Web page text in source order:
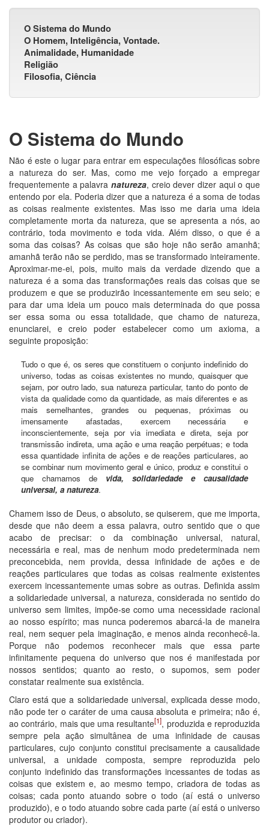
O Sistema do Mundo
O Homem, Inteligência, Vontade.
Animalidade, Humanidade
Religião
Filosofia, Ciência
O Sistema do Mundo
Não é este o lugar para entrar em especulações filosóficas sobre
a natureza do ser. Mas, como me vejo forçado a empregar
frequentemente a palavra natureza, creio dever dizer aqui o que
entendo por ela. Poderia dizer que a natureza é a soma de todas
as coisas realmente existentes. Mas isso me daria uma ideia
completamente morta da natureza, que se apresenta a nós, ao
contrário, toda movimento e toda vida. Além disso, o que é a
soma das coisas? As coisas que são hoje não serão amanhã;
amanhã terão não se perdido, mas se transformado inteiramente.
Aproximar-me-ei, pois, muito mais da verdade dizendo que a
natureza é a soma das transformações reais das coisas que se
produzem e que se produzirão incessantemente em seu seio; e
para dar uma ideia um pouco mais determinada do que possa
ser essa soma ou essa totalidade, que chamo de natureza,
enunciarei, e creio poder estabelecer como um axioma, a
seguinte proposição:
Tudo o que é, os seres que constituem o conjunto indefinido do
universo, todas as coisas existentes no mundo, quaisquer que
sejam, por outro lado, sua natureza particular, tanto do ponto de
vista da qualidade como da quantidade, as mais diferentes e as
mais semelhantes, grandes ou pequenas, próximas ou
imensamente afastadas, exercem necessária e
inconscientemente, seja por via imediata e direta, seja por
transmissão indireta, uma ação e uma reação perpétuas; e toda
essa quantidade infinita de ações e de reações particulares, ao
se combinar num movimento geral e único, produz e constitui o
que chamamos de vida, solidariedade e causalidade
universal, a natureza.
Chamem isso de Deus, o absoluto, se quiserem, que me importa,
desde que não deem a essa palavra, outro sentido que o que
acabo de precisar: o da combinação universal, natural,
necessária e real, mas de nenhum modo predeterminada nem
preconcebida, nem provida, dessa infinidade de ações e de
reações particulares que todas as coisas realmente existentes
exercem incessantemente umas sobre as outras. Definida assim
a solidariedade universal, a natureza, considerada no sentido do
universo sem limites, impõe-se como uma necessidade racional
ao nosso espírito; mas nunca poderemos abarcá-la de maneira
real, nem sequer pela imaginação, e menos ainda reconhecê-la.
Porque não podemos reconhecer mais que essa parte
infinitamente pequena do universo que nos é manifestada por
nossos sentidos; quanto ao resto, o supomos, sem poder
constatar realmente sua existência.
Claro está que a solidariedade universal, explicada desse modo,
não pode ter o caráter de uma causa absoluta e primeira; não é,
ao contrário, mais que uma resultante[1], produzida e reproduzida
sempre pela ação simultânea de uma infinidade de causas
particulares, cujo conjunto constitui precisamente a causalidade
universal, a unidade composta, sempre reproduzida pelo
conjunto indefinido das transformações incessantes de todas as
coisas que existem e, ao mesmo tempo, criadora de todas as
coisas; cada ponto atuando sobre o todo (aí está o universo
produzido), e o todo atuando sobre cada parte (aí está o universo
produtor ou criador).